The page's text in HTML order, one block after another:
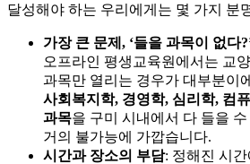
달성해야 하는 우리에게는 몇 가지 분
가장 큰 문제, ‘들을 과목이 없다
오프라인 평생교육원에서는 교
과목만 열리는 경우가 대부분이
사회복지학, 경영학, 심리학, 컴
과목을 구미 시내에서 다 들을
거의 불가능에 가깝습니다.
시간과 장소의 부담: 정해진 시